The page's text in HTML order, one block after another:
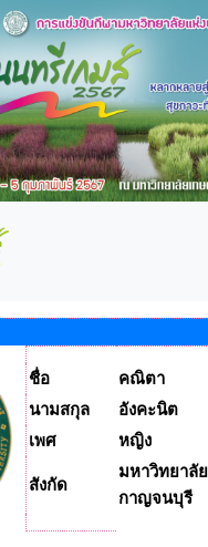
ชื่อ
คณิตา
นามสกุล
อังคะนิต
เพศ
หญิง
สังกัด
มหาวิทยาลั
กาญจนบุรี